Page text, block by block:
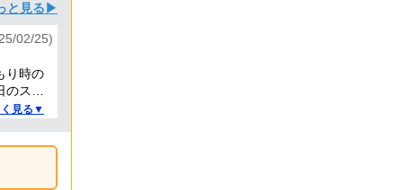
と見る▶
02/25)
り時の
スタ
です。
見る▼